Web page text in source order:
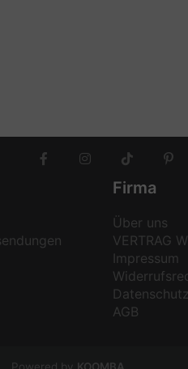
Firma
Über uns
VERTRAG
Impressum
AGB